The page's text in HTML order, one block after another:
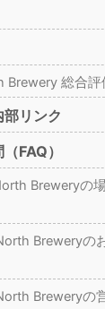
Brewery 総合評
リンク
FAQ）
Breweryの
Breweryの
Breweryの